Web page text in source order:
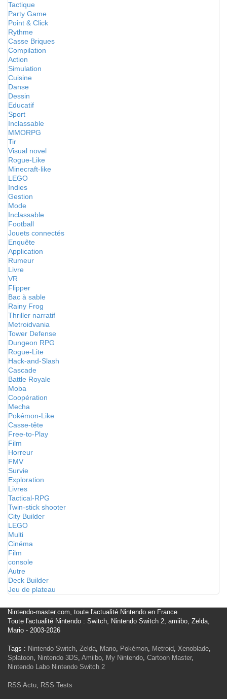
Tactique
Party Game
Point & Click
Rythme
Casse Briques
Compilation
Action
Simulation
Cuisine
Danse
Dessin
Educatif
Sport
Inclassable
MMORPG
Tir
Visual novel
Rogue-Like
Minecraft-like
LEGO
Indies
Gestion
Mode
Inclassable
Football
Jouets connectés
Enquête
Application
Rumeur
Livre
VR
Flipper
Bac à sable
Rainy Frog
Thriller narratif
Metroidvania
Tower Defense
Dungeon RPG
Rogue-Lite
Hack-and-Slash
Cascade
Battle Royale
Moba
Coopération
Mecha
Pokémon-Like
Casse-tête
Free-to-Play
Film
Horreur
FMV
Survie
Exploration
Livres
Tactical-RPG
Twin-stick shooter
City Builder
LEGO
Multi
Cinéma
Film
console
Autre
Deck Builder
Jeu de plateau
Nintendo-master.com, toute l'actualité Nintendo en France
Toute l'actualité Nintendo : Switch, Nintendo Switch 2, amiibo, Zelda,
Mario - 2003-2026
Tags : Nintendo Switch, Zelda, Mario, Pokémon, Metroid, Xenoblade,
Splatoon, Nintendo 3DS, Amiibo, My Nintendo, Cartoon Master,
Nintendo Labo Nintendo Switch 2
RSS Actu, RSS Tests